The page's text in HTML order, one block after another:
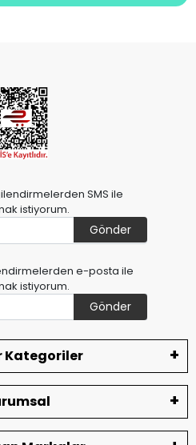
SMS ile
istiyorum.
Gönder
e-posta ile
istiyorum.
Gönder
Kategoriler